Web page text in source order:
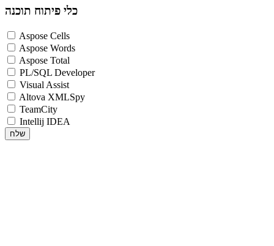
כלי פיתוח תוכנה
Aspose Cells
Aspose Words
Aspose Total
PL/SQL Developer
Visual Assist
Altova XMLSpy
TeamCity
Intellij IDEA